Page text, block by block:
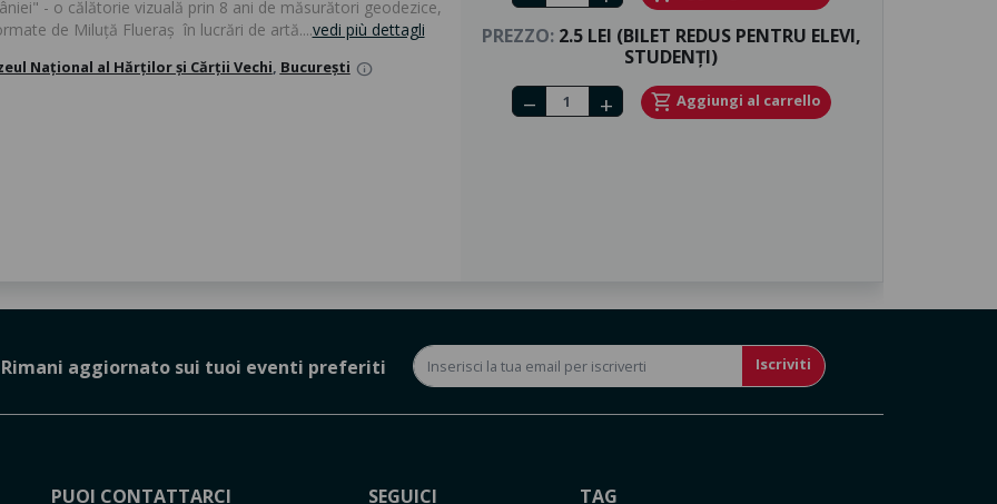
- o călătorie vizuală prin 8 ani de măsurători geodezice,
de Miluță Flueraș în lucrări de artă....vedi più dettagli
Național al Hărților și Cărții Vechi, București info
PREZZO:2.5 LEI (BILET REDUS PENTRU ELEVI,
STUDENȚI)
Number of tickets
remove add shopping_cart Aggiungi al carrello
Rimani aggiornato sui tuoi eventi preferiti Iscriviti
PUOI CONTATTARCI SEGUICI TAG